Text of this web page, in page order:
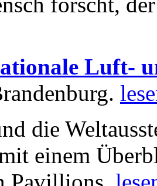
Luft-
die
einem